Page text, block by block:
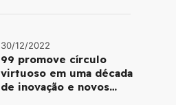
30/12/2022
99 promove círculo
virtuoso em uma década
de inovação e novos